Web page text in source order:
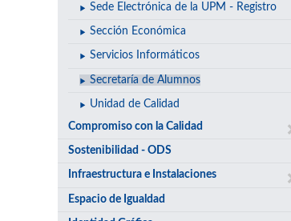
Sede Electrónica de la UPM - Registro
Sección Económica
Servicios Informáticos
Secretaría de Alumnos
Unidad de Calidad
Compromiso con la Calidad
Sostenibilidad - ODS
Infraestructura e Instalaciones
Espacio de Igualdad